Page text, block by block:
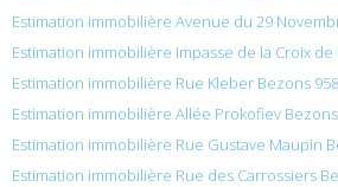
Estimation immobilière Avenue du 29
Estimation immobilière Impasse de la Croix
Estimation immobilière Rue Kleber Bezons
Estimation immobilière Allée Prokofiev
Estimation immobilière Rue Gustave Maupin
Estimation immobilière Rue des Carrossiers